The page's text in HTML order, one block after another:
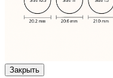
Закрыть